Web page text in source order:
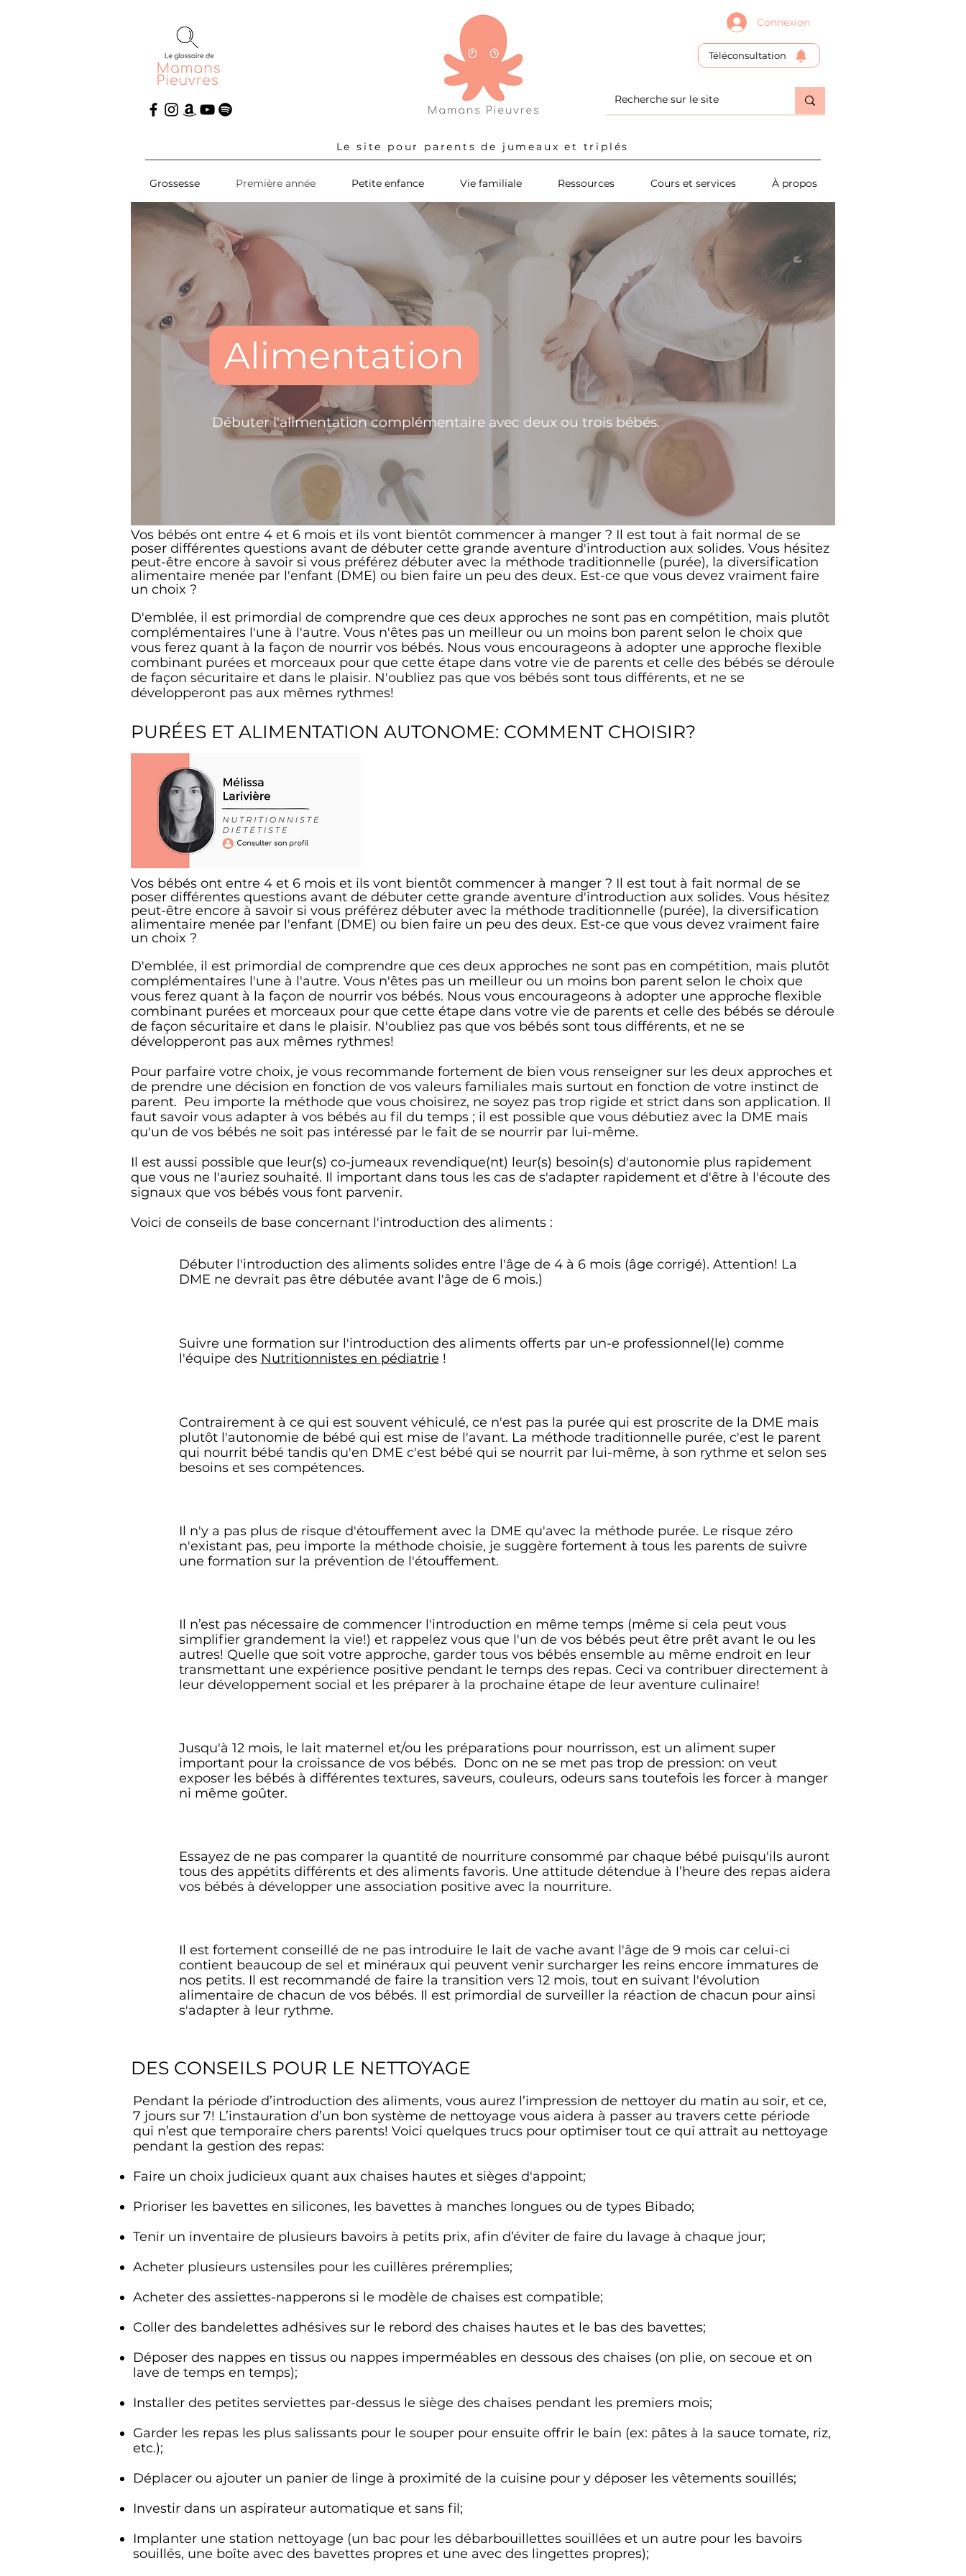
Connexion
Téléconsultation
Le site pour parents de jumeaux et triplés
Grossesse Première année Petite enfance Vie familiale Ressources Cours et services À propos
Débuter l'alimentation complémentaire avec deux ou trois bébés.
Vos bébés ont entre 4 et 6 mois et ils vont bientôt commencer à manger ? Il est tout à fait normal de se
poser différentes questions avant de débuter cette grande aventure d'introduction aux solides. Vous hésitez
peut-être encore à savoir si vous préférez débuter avec la méthode traditionnelle (purée), la diversification
alimentaire menée par l'enfant (DME) ou bien faire un peu des deux. Est-ce que vous devez vraiment faire
un choix ?
D'emblée, il est primordial de comprendre que ces deux approches ne sont pas en compétition, mais plutôt
complémentaires l'une à l'autre. Vous n'êtes pas un meilleur ou un moins bon parent selon le choix que
vous ferez quant à la façon de nourrir vos bébés. Nous vous encourageons à adopter une approche flexible
combinant purées et morceaux pour que cette étape dans votre vie de parents et celle des bébés se déroule
de façon sécuritaire et dans le plaisir. N'oubliez pas que vos bébés sont tous différents, et ne se
développeront pas aux mêmes rythmes!
PURÉES ET ALIMENTATION AUTONOME: COMMENT CHOISIR?
Vos bébés ont entre 4 et 6 mois et ils vont bientôt commencer à manger ? Il est tout à fait normal de se
poser différentes questions avant de débuter cette grande aventure d'introduction aux solides. Vous hésitez
peut-être encore à savoir si vous préférez débuter avec la méthode traditionnelle (purée), la diversification
alimentaire menée par l'enfant (DME) ou bien faire un peu des deux. Est-ce que vous devez vraiment faire
un choix ?
D'emblée, il est primordial de comprendre que ces deux approches ne sont pas en compétition, mais plutôt
complémentaires l'une à l'autre. Vous n'êtes pas un meilleur ou un moins bon parent selon le choix que
vous ferez quant à la façon de nourrir vos bébés. Nous vous encourageons à adopter une approche flexible
combinant purées et morceaux pour que cette étape dans votre vie de parents et celle des bébés se déroule
de façon sécuritaire et dans le plaisir. N'oubliez pas que vos bébés sont tous différents, et ne se
développeront pas aux mêmes rythmes!
Pour parfaire votre choix, je vous recommande fortement de bien vous renseigner sur les deux approches et
de prendre une décision en fonction de vos valeurs familiales mais surtout en fonction de votre instinct de
parent. Peu importe la méthode que vous choisirez, ne soyez pas trop rigide et strict dans son application. Il
faut savoir vous adapter à vos bébés au fil du temps ; il est possible que vous débutiez avec la DME mais
qu'un de vos bébés ne soit pas intéressé par le fait de se nourrir par lui-même.
Il est aussi possible que leur(s) co-jumeaux revendique(nt) leur(s) besoin(s) d'autonomie plus rapidement
que vous ne l'auriez souhaité. Il important dans tous les cas de s'adapter rapidement et d'être à l'écoute des
signaux que vos bébés vous font parvenir.
Voici de conseils de base concernant l'introduction des aliments :
Débuter l'introduction des aliments solides entre l'âge de 4 à 6 mois (âge corrigé). Attention! La
DME ne devrait pas être débutée avant l'âge de 6 mois.)
Suivre une formation sur l'introduction des aliments offerts par un-e professionnel(le) comme
l'équipe des Nutritionnistes en pédiatrie !
Contrairement à ce qui est souvent véhiculé, ce n'est pas la purée qui est proscrite de la DME mais
plutôt l'autonomie de bébé qui est mise de l'avant. La méthode traditionnelle purée, c'est le parent
qui nourrit bébé tandis qu'en DME c'est bébé qui se nourrit par lui-même, à son rythme et selon ses
besoins et ses compétences.
Il n'y a pas plus de risque d'étouffement avec la DME qu'avec la méthode purée. Le risque zéro
n'existant pas, peu importe la méthode choisie, je suggère fortement à tous les parents de suivre
une formation sur la prévention de l'étouffement.
Il n’est pas nécessaire de commencer l'introduction en même temps (même si cela peut vous
simplifier grandement la vie!) et rappelez vous que l'un de vos bébés peut être prêt avant le ou les
autres! Quelle que soit votre approche, garder tous vos bébés ensemble au même endroit en leur
transmettant une expérience positive pendant le temps des repas. Ceci va contribuer directement à
leur développement social et les préparer à la prochaine étape de leur aventure culinaire!
Jusqu'à 12 mois, le lait maternel et/ou les préparations pour nourrisson, est un aliment super
important pour la croissance de vos bébés. Donc on ne se met pas trop de pression: on veut
exposer les bébés à différentes textures, saveurs, couleurs, odeurs sans toutefois les forcer à manger
ni même goûter.
Essayez de ne pas comparer la quantité de nourriture consommé par chaque bébé puisqu'ils auront
tous des appétits différents et des aliments favoris. Une attitude détendue à l’heure des repas aidera
vos bébés à développer une association positive avec la nourriture.
Il est fortement conseillé de ne pas introduire le lait de vache avant l'âge de 9 mois car celui-ci
contient beaucoup de sel et minéraux qui peuvent venir surcharger les reins encore immatures de
nos petits. Il est recommandé de faire la transition vers 12 mois, tout en suivant l'évolution
alimentaire de chacun de vos bébés. Il est primordial de surveiller la réaction de chacun pour ainsi
s'adapter à leur rythme.
DES CONSEILS POUR LE NETTOYAGE
Pendant la période d’introduction des aliments, vous aurez l’impression de nettoyer du matin au soir, et ce,
7 jours sur 7! L’instauration d’un bon système de nettoyage vous aidera à passer au travers cette période
qui n’est que temporaire chers parents! Voici quelques trucs pour optimiser tout ce qui attrait au nettoyage
pendant la gestion des repas:
Faire un choix judicieux quant aux chaises hautes et sièges d'appoint;
Prioriser les bavettes en silicones, les bavettes à manches longues ou de types Bibado;
Tenir un inventaire de plusieurs bavoirs à petits prix, afin d’éviter de faire du lavage à chaque jour;
Acheter plusieurs ustensiles pour les cuillères préremplies;
Acheter des assiettes-napperons si le modèle de chaises est compatible;
Coller des bandelettes adhésives sur le rebord des chaises hautes et le bas des bavettes;
Déposer des nappes en tissus ou nappes imperméables en dessous des chaises (on plie, on secoue et on
lave de temps en temps);
Installer des petites serviettes par-dessus le siège des chaises pendant les premiers mois;
Garder les repas les plus salissants pour le souper pour ensuite offrir le bain (ex: pâtes à la sauce tomate, riz,
etc.);
Déplacer ou ajouter un panier de linge à proximité de la cuisine pour y déposer les vêtements souillés;
Investir dans un aspirateur automatique et sans fil;
Implanter une station nettoyage (un bac pour les débarbouillettes souillées et un autre pour les bavoirs
souillés, une boîte avec des bavettes propres et une avec des lingettes propres);